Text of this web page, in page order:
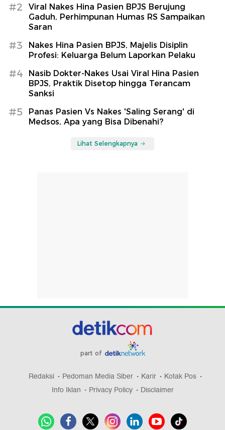
#2
Viral Nakes Hina Pasien BPJS Berujung
Gaduh, Perhimpunan Humas RS Sampaikan
Saran
#3
Nakes Hina Pasien BPJS, Majelis Disiplin
Profesi: Keluarga Belum Laporkan Pelaku
#4
Nasib Dokter-Nakes Usai Viral Hina Pasien
BPJS, Praktik Disetop hingga Terancam
Sanksi
#5
Panas Pasien Vs Nakes 'Saling Serang' di
Medsos, Apa yang Bisa Dibenahi?
Lihat Selengkapnya
part of
Redaksi Pedoman Media Siber Karir
Kotak Pos
Info Iklan
Privacy Policy Disclaimer